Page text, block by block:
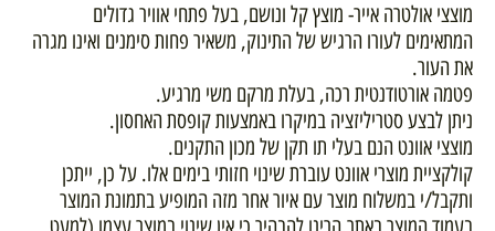
מוצצי אולטרה אייר- מוצץ קל ונושם, בעל פתחי אוויר גדולים
המתאימים לעורו הרגיש של התינוק, משאיר פחות סימנים ואינו מגרה
את העור.
פטמה אורטודנטית רכה, בעלת מרקם משי מרגיע.
ניתן לבצע סטריליזציה במיקרו באמצעות קופסת האחסון.
מוצצי אוונט הנם בעלי תו תקן של מכון התקנים.
קולקציית מוצרי אוונט עוברת שינוי חזותי בימים אלו. על כן, ייתכן
ותקבל/י במשלוח מוצר עם איור אחר מזה המופיע בתמונת המוצר